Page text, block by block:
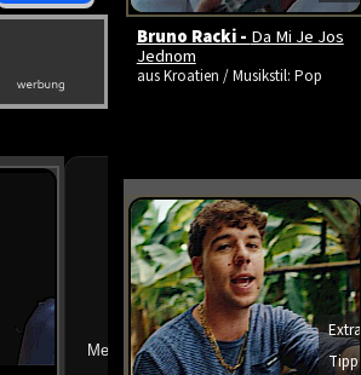
➔
Mehr neue Vids ansehen
Bruno Racki - Da Mi Je Jos
Jednom
aus Kroatien / Musikstil: Pop
Extra
Tipp